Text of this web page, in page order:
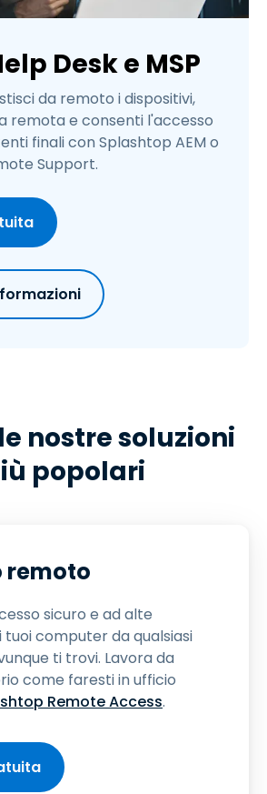
Desk e MSP
da remoto i dispositivi,
remota e consenti l'accesso
finali con Splashtop AEM o
Support.
nostre soluzioni
popolari
remoto
sicuro e ad alte
tuoi computer da qualsiasi
ti trovi. Lavora da
come faresti in ufficio
Remote Access.